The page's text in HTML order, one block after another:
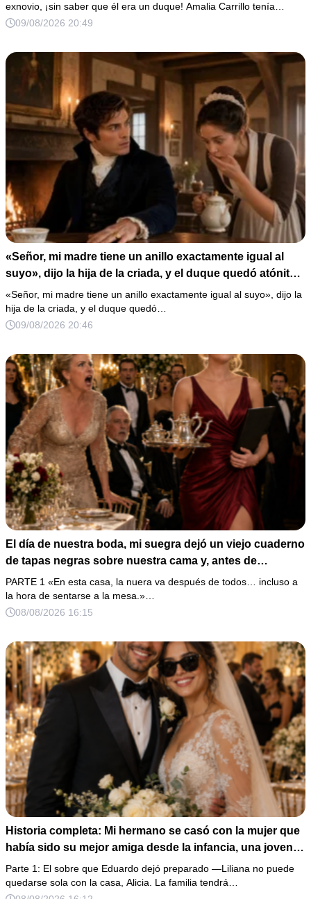
exnovio, ¡sin saber que él era un duque! Amalia Carrillo tenía…
09/08/2026 20:49
«Señor, mi madre tiene un anillo exactamente igual al
suyo», dijo la hija de la criada, y el duque quedó atónito
al oírlo.
«Señor, mi madre tiene un anillo exactamente igual al suyo», dijo la
hija de la criada, y el duque quedó…
09/08/2026 20:46
El día de nuestra boda, mi suegra dejó un viejo cuaderno
de tapas negras sobre nuestra cama y, antes de
marcharse, dijo: «En esta familia todos deben cumplir
una misma regla…».
PARTE 1 «En esta casa, la nuera va después de todos… incluso a
la hora de sentarse a la mesa.»…
08/08/2026 16:15
Historia completa: Mi hermano se casó con la mujer que
había sido su mejor amiga desde la infancia, una joven
ciega a la que protegió durante toda su vida. Tras su
fallecimiento, ella me entregó un sobre y me confesó la
Parte 1: El sobre que Eduardo dejó preparado —Liliana no puede
quedarse sola con la casa, Alicia. La familia tendrá…